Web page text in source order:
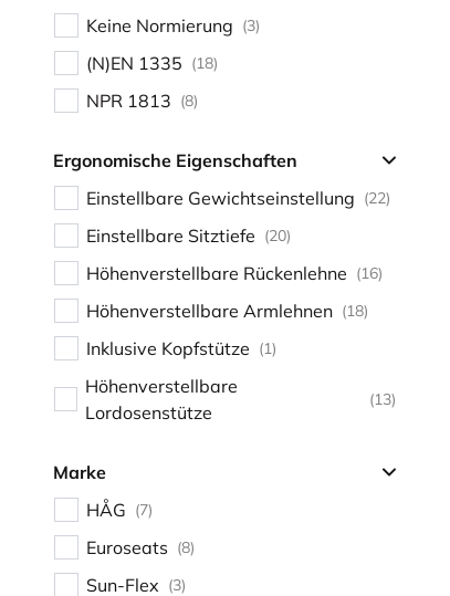
Keine Normierung (3)
(N)EN 1335 (18)
NPR 1813 (8)
Ergonomische Eigenschaften
Einstellbare Gewichtseinstellung (22)
Einstellbare Sitztiefe (20)
Höhenverstellbare Rückenlehne (16)
Höhenverstellbare Armlehnen (18)
Inklusive Kopfstütze (1)
Höhenverstellbare
Lordosenstütze
(13)
Marke
HÅG (7)
Euroseats (8)
Sun-Flex (3)